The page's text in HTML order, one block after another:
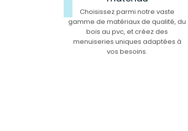
Choisissez parmi notre vaste
gamme de matériaux de qualité, du
bois au pvc, et créez des
menuiseries uniques adaptées à
vos besoins.